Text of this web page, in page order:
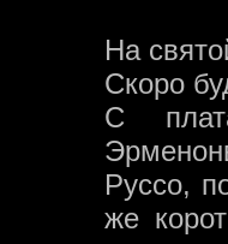
На
Скоро
С
Руссо,
же